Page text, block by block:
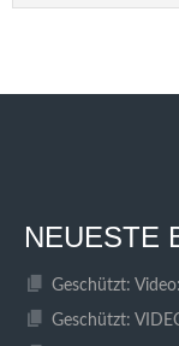
NEUESTE
Geschützt:
Geschützt: